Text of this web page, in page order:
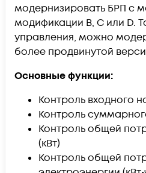
модернизировать БРП с
модификации B, C или D.
управления, можно
более продвинутой
Основные функции:
Контроль входного
Контроль
Контроль общей
(кВт)
Контроль общей